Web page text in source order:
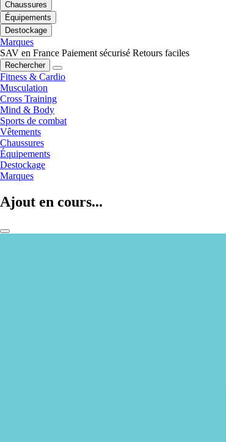
Chaussures
Équipements
Destockage
Marques
SAV en France Paiement sécurisé Retours faciles
Rechercher
Fitness & Cardio
Musculation
Cross Training
Mind & Body
Sports de combat
Vêtements
Chaussures
Équipements
Destockage
Marques
Ajout en cours...